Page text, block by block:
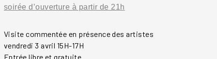
soirée d’ouverture à partir de 21h
Visite commentée en présence des artistes
vendredi 3 avril 15H-17H
Entrée libre et gratuite